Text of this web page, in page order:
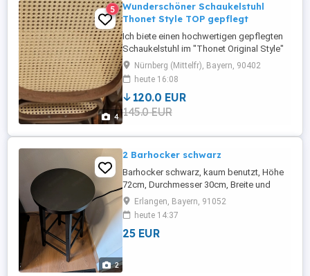
4
5
Wunderschöner Schaukelstuhl
Thonet Style TOP gepflegt
Ich biete einen hochwertigen gepflegten
Schaukelstuhl im "Thonet Original Style"
an. Der Schaukelstuhl ist aus Holz und
Geflecht gefertigt. Die Farbe die
dunkelbraun, aus einem
Nichraucherhaushalt. Speditionsversand
gesichert nach Absprache möglich.
Nürnberg (Mittelfr), Bayern, 90402
heute 16:08
120.0 EUR
145.0 EUR
2
2 Barhocker schwarz
Barhocker schwarz, kaum benutzt, Höhe
72cm, Durchmesser 30cm, Breite und
Tiefe 30cm. 2 Stück
Erlangen, Bayern, 91052
heute 14:37
25 EUR